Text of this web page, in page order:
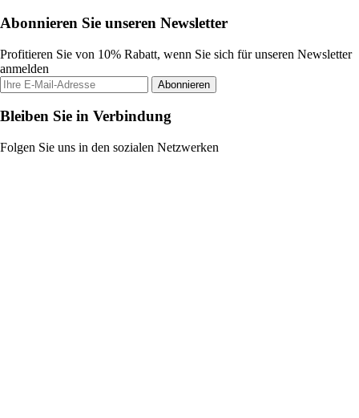
Abonnieren Sie unseren Newsletter
Profitieren Sie von 10% Rabatt, wenn Sie sich für unseren Newsletter
anmelden
Abonnieren
Bleiben Sie in Verbindung
Folgen Sie uns in den sozialen Netzwerken